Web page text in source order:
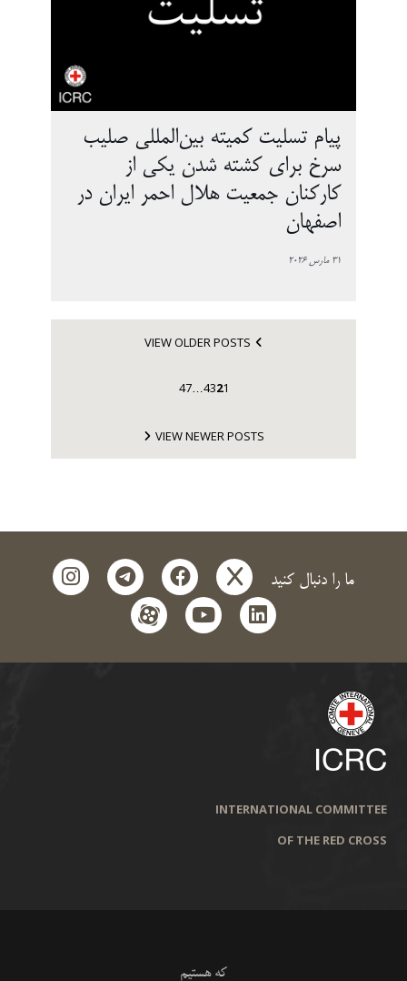
پیام تسلیت کمیته بین‌المللی صلیب
سرخ برای کشته شدن یکی از
کارکنان جمعیت هلال احمر ایران در
اصفهان
31 مارس 2026
VIEW OLDER POSTS
1
2
3
4
…
47
VIEW NEWER POSTS
ما را دنبال کنید x
facebook
telegram
instagram
linkedin
youtube
aparat
INTERNATIONAL COMMITTEE
OF THE RED CROSS
که هستیم